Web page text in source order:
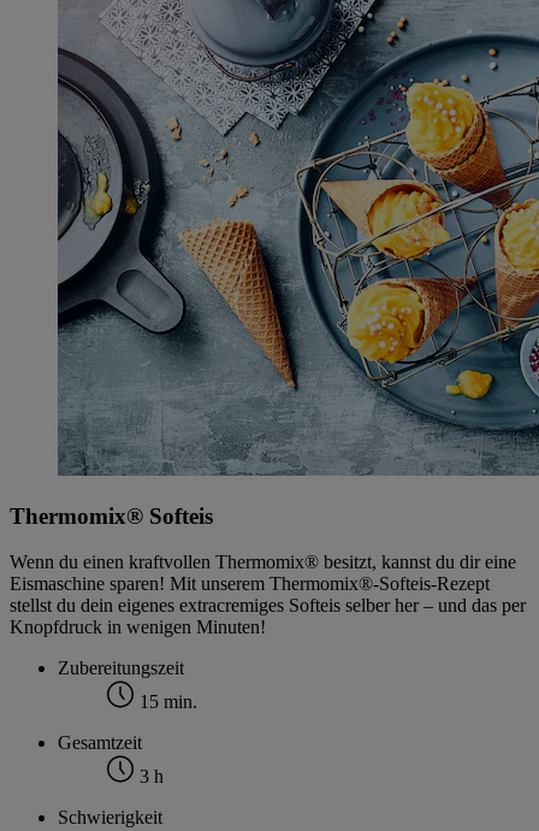
Thermomix® Softeis
Wenn du einen kraftvollen Thermomix® besitzt, kannst du dir eine
Eismaschine sparen! Mit unserem Thermomix®-Softeis-Rezept
stellst du dein eigenes extracremiges Softeis selber her – und das per
Knopfdruck in wenigen Minuten!
Zubereitungszeit
15 min.
Gesamtzeit
3 h
Schwierigkeit